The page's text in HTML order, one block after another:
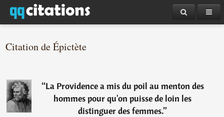
Citation de Épictète
“La Providence a mis du poil au menton des
hommes pour qu'on puisse de loin les
distinguer des femmes.”